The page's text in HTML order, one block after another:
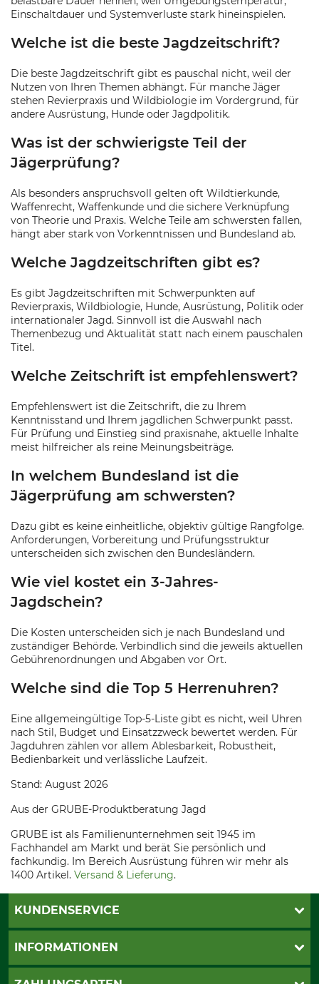
Einschaltdauer und Systemverluste stark hineinspielen.
Welche ist die beste Jagdzeitschrift?
Die beste Jagdzeitschrift gibt es pauschal nicht, weil der
Nutzen von Ihren Themen abhängt. Für manche Jäger
stehen Revierpraxis und Wildbiologie im Vordergrund, für
andere Ausrüstung, Hunde oder Jagdpolitik.
Was ist der schwierigste Teil der
Jägerprüfung?
Als besonders anspruchsvoll gelten oft Wildtierkunde,
Waffenrecht, Waffenkunde und die sichere Verknüpfung
von Theorie und Praxis. Welche Teile am schwersten fallen,
hängt aber stark von Vorkenntnissen und Bundesland ab.
Welche Jagdzeitschriften gibt es?
Es gibt Jagdzeitschriften mit Schwerpunkten auf
Revierpraxis, Wildbiologie, Hunde, Ausrüstung, Politik oder
internationaler Jagd. Sinnvoll ist die Auswahl nach
Themenbezug und Aktualität statt nach einem pauschalen
Titel.
Welche Zeitschrift ist empfehlenswert?
Empfehlenswert ist die Zeitschrift, die zu Ihrem
Kenntnisstand und Ihrem jagdlichen Schwerpunkt passt.
Für Prüfung und Einstieg sind praxisnahe, aktuelle Inhalte
meist hilfreicher als reine Meinungsbeiträge.
In welchem Bundesland ist die
Jägerprüfung am schwersten?
Dazu gibt es keine einheitliche, objektiv gültige Rangfolge.
Anforderungen, Vorbereitung und Prüfungsstruktur
unterscheiden sich zwischen den Bundesländern.
Wie viel kostet ein 3-Jahres-
Jagdschein?
Die Kosten unterscheiden sich je nach Bundesland und
zuständiger Behörde. Verbindlich sind die jeweils aktuellen
Gebührenordnungen und Abgaben vor Ort.
Welche sind die Top 5 Herrenuhren?
Eine allgemeingültige Top-5-Liste gibt es nicht, weil Uhren
nach Stil, Budget und Einsatzzweck bewertet werden. Für
Jagduhren zählen vor allem Ablesbarkeit, Robustheit,
Bedienbarkeit und verlässliche Laufzeit.
Stand: August 2026
Aus der GRUBE-Produktberatung Jagd
GRUBE ist als Familienunternehmen seit 1945 im
Fachhandel am Markt und berät Sie persönlich und
fachkundig. Im Bereich Ausrüstung führen wir mehr als
1400 Artikel. Versand & Lieferung.
KUNDENSERVICE
Live-Shopping
INFORMATIONEN
AGB